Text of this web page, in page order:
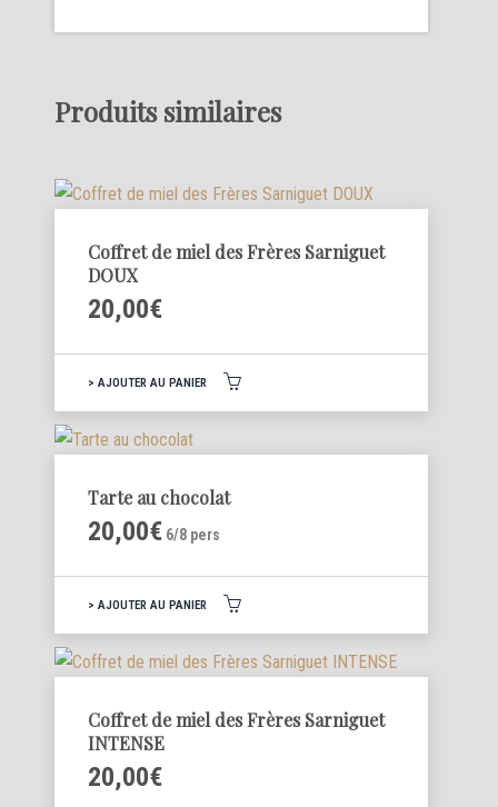
Produits similaires
Coffret de miel des Frères Sarniguet
DOUX
20,00€
AJOUTER AU PANIER
Tarte au chocolat
20,00€ 6/8 pers
AJOUTER AU PANIER
Coffret de miel des Frères Sarniguet
INTENSE
20,00€